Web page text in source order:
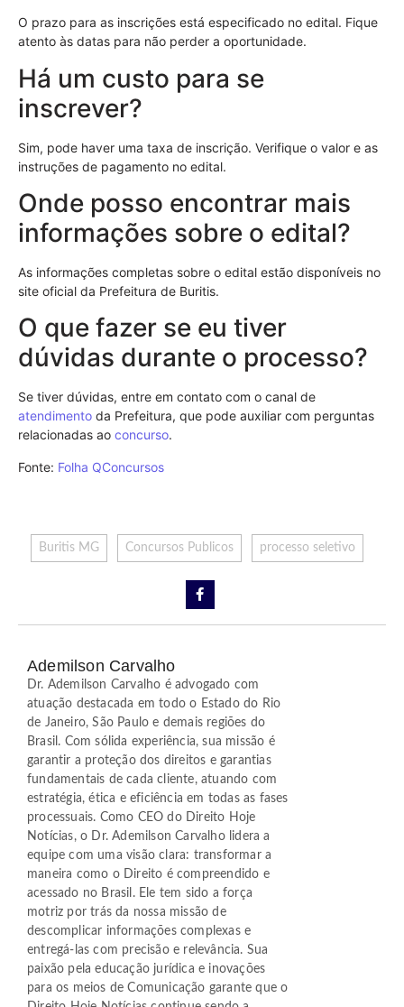
O prazo para as inscrições está especificado no edital. Fique
atento às datas para não perder a oportunidade.
Há um custo para se
inscrever?
Sim, pode haver uma taxa de inscrição. Verifique o valor e as
instruções de pagamento no edital.
Onde posso encontrar mais
informações sobre o edital?
As informações completas sobre o edital estão disponíveis no
site oficial da Prefeitura de Buritis.
O que fazer se eu tiver
dúvidas durante o processo?
Se tiver dúvidas, entre em contato com o canal de
atendimento da Prefeitura, que pode auxiliar com perguntas
relacionadas ao concurso.
Fonte: Folha QConcursos
Buritis MG Concursos Publicos processo seletivo
Ademilson Carvalho
Dr. Ademilson Carvalho é advogado com
atuação destacada em todo o Estado do Rio
de Janeiro, São Paulo e demais regiões do
Brasil. Com sólida experiência, sua missão é
garantir a proteção dos direitos e garantias
fundamentais de cada cliente, atuando com
estratégia, ética e eficiência em todas as fases
processuais. Como CEO do Direito Hoje
Notícias, o Dr. Ademilson Carvalho lidera a
equipe com uma visão clara: transformar a
maneira como o Direito é compreendido e
acessado no Brasil. Ele tem sido a força
motriz por trás da nossa missão de
descomplicar informações complexas e
entregá-las com precisão e relevância. Sua
paixão pela educação jurídica e inovações
para os meios de Comunicação garante que o